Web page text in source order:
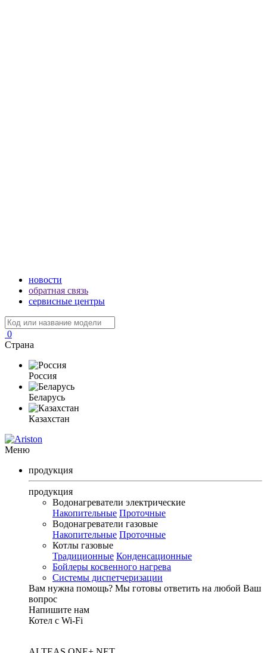
новости
обратная связь
сервисные центры
0
Страна
Россия
Беларусь
Казахстан
Меню
продукция
продукция
Водонагреватели электрические
Накопительные Проточные
Водонагреватели газовые
Накопительные Проточные
Котлы газовые
Традиционные Конденсационные
Бойлеры косвенного нагрева
Системы диспетчеризации
Вам нужна помощь? Мы готовы ответить на любой Ваш
вопрос
Напишите нам
Котел с Wi-Fi